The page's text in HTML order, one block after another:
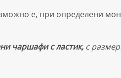
е, при определени
чаршафи с ластик, с